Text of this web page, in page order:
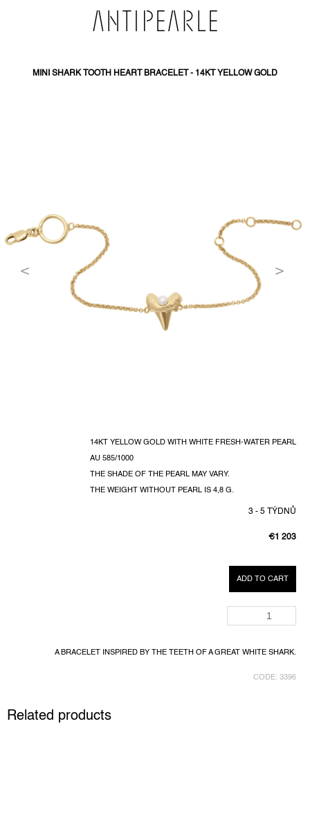
MINI SHARK TOOTH HEART BRACELET - 14KT YELLOW GOLD
€1 203
PRICE:
3 - 5 TÝDNŮ
ADD TO CART
14KT YELLOW GOLD WITH WHITE FRESH-WATER PEARL
AU 585/1000
THE SHADE OF THE PEARL MAY VARY.
THE WEIGHT WITHOUT PEARL IS 4,8 G.
A BRACELET INSPIRED BY THE TEETH OF A GREAT WHITE SHARK.
CODE: 3396
Related products